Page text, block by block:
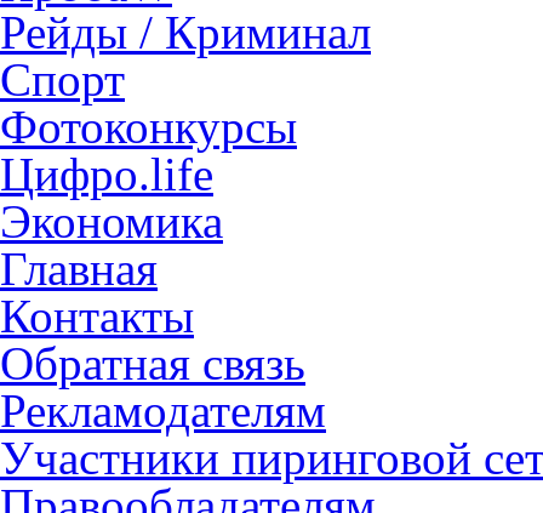
Рейды / Криминал
Спорт
Фотоконкурсы
Цифро.life
Экономика
Главная
Контакты
Обратная связь
Рекламодателям
Участники пиринговой